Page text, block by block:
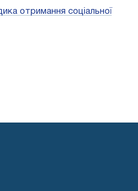
отримання соціальної